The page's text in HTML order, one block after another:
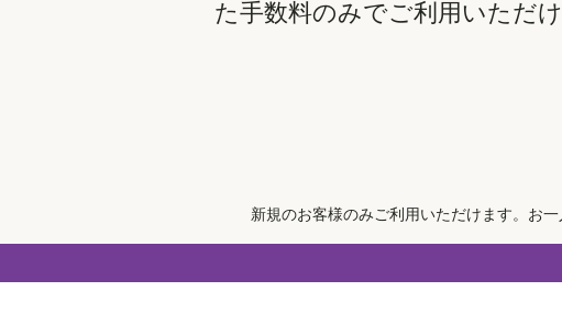
た手数料のみでご利用いただけ
新規のお客様のみご利用いただけます。お